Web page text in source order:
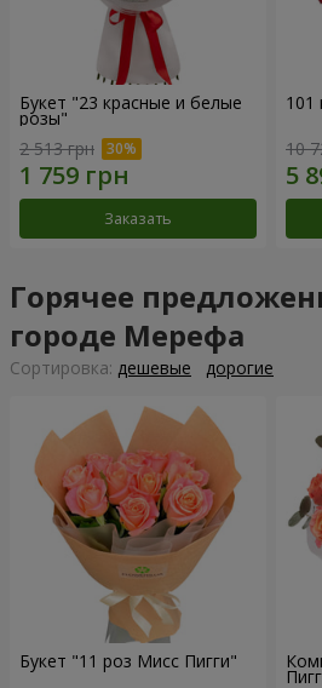
Букет "23 красные и белые
розы"
2 513 грн
Заказать
101
10
Горячее
городе Мерефа
Cортировка: дешевые дорогие
Букет "11 роз Мисс Пигги"